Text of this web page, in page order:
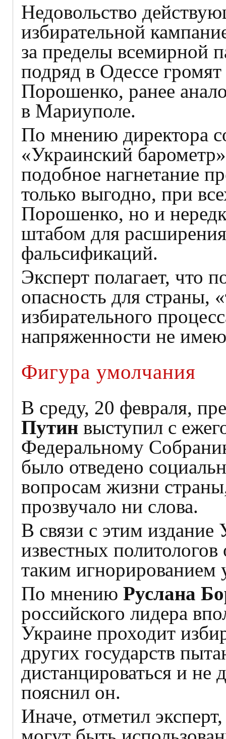
Недовольство
избирательной
за пределы всемирной
подряд в Одессе
Порошенко, ранее
в Мариуполе.
По мнению директора
«Украинский
подобное нагнетание
только выгодно, при
Порошенко, но и
штабом для
фальсификаций.
Эксперт полагает, что
опасность для страны,
избирательного
напряженности не
Фигура умолчания
В среду, 20 февраля,
Путин выступил с
Федеральному
было отведено
вопросам жизни
прозвучало ни слова.
В связи с этим
известных
таким игнорированием
По мнению Руслана
российского лидера
Украине проходит
других государств
дистанцироваться и не
пояснил он.
Иначе, отметил